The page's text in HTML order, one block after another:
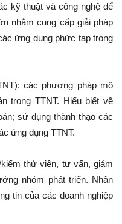
kỹ thuật và công nghệ để
nhằm cung cấp giải pháp
ứng dụng phức tạp trong
các phương pháp mô
trong TTNT. Hiểu biết về
sử dụng thành thạo các
ứng dụng TTNT.
thử viên, tư vấn, giám
nhóm phát triển. Nhân
tin của các doanh nghiệp